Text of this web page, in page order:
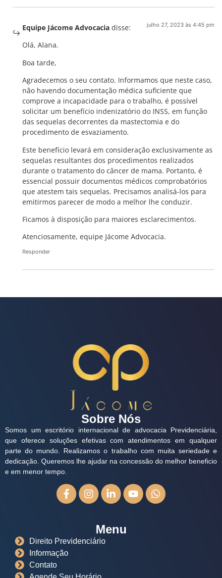
Equipe Jácome Advocacia disse: julho 27, 2023 às 4:45 pm
Olá, Alana.
Boa tarde,
Agradecemos o seu contato. Informamos que neste caso,
não havendo documentação médica suficiente que
comprove a incapacidade para o trabalho, é possível
solicitar um benefício indenizatório do INSS, em função
das sequelas decorrentes da mastectomia e do
procedimento de esvaziamento.
Este benefício levará em consideração exclusivamente as
sequelas resultantes dos procedimentos realizados
durante o tratamento do câncer de mama. Portanto, é
essencial possuir documentos médicos comprobatórios
que atestem tais sequelas. Precisamos analisá-los para
emitirmos parecer de modo a melhor lhe conduzir.
Ficamos à disposição para maiores esclarecimentos.
Atenciosamente, equipe Jácome Advocacia.
Responder
Sobre Nós
Somos um escritório internacional de advocacia Previdenciária,
que oferece soluções efetivas com atendimentos em qualquer
parte do mundo. Realizamos o trabalho com muita seriedade e
dedicação. Queremos lhe ajudar na concessão do melhor beneficio
e em menor tempo.
Menu
Direito Previdenciário
Informação
Contato